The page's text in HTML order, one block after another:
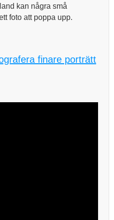
kan några små
foto att poppa upp.
finare porträtt